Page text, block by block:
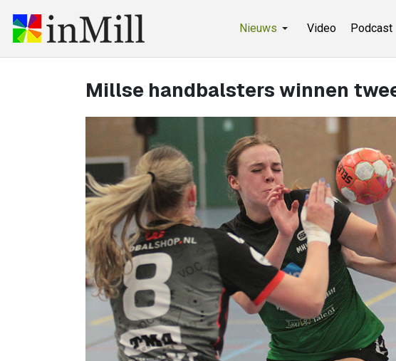
Nieuws Video Podcast
Millse handbalsters winnen